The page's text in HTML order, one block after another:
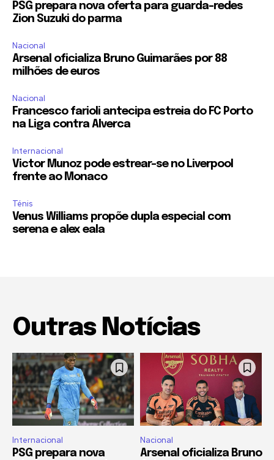
PSG prepara nova oferta para guarda-redes
Zion Suzuki do parma
Nacional
Arsenal oficializa Bruno Guimarães por 88
milhões de euros
Nacional
Francesco farioli antecipa estreia do FC Porto
na Liga contra Alverca
Internacional
Victor Munoz pode estrear-se no Liverpool
frente ao Monaco
Ténis
Venus Williams propõe dupla especial com
serena e alex eala
Outras Notícias
Internacional
PSG prepara nova
Nacional
Arsenal oficializa Bruno